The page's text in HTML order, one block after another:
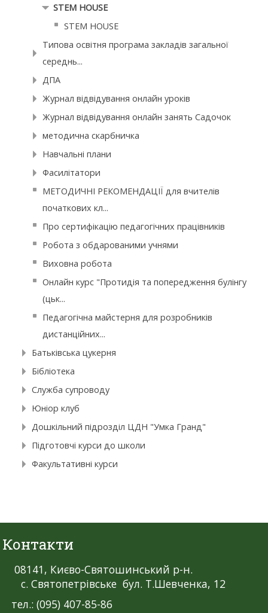
STEM HOUSE
STEM HOUSE
Типова освітня програма закладів загальної
середнь...
ДПА
Журнал відвідування онлайн уроків
Журнал відвідування онлайн занять Садочок
методична скарбничка
Навчальні плани
Фасилітатори
МЕТОДИЧНІ РЕКОМЕНДАЦІЇ для вчителів
початкових кл...
Про сертифікацію педагогічних працівників
Робота з обдарованими учнями
Виховна робота
Онлайн курс "Протидія та попередження булінгу
(цьк...
Педагогічна майстерня для розробників
дистанційних...
Батьківська цукерня
Бібліотека
Служба супроводу
Юніор клуб
Дошкільний підрозділ ЦДН "Умка Гранд"
Підготовчі курси до школи
Факультативні курси
Контакти
08141, Києво-Святошинський р-н.
с. Святопетрівське бул. Т.Шевченка, 12
тел.: (095) 407-85-86